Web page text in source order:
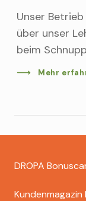
Unser
über unser
beim
Mehr
Footer
dropa
DROPA
Kundenmagazin